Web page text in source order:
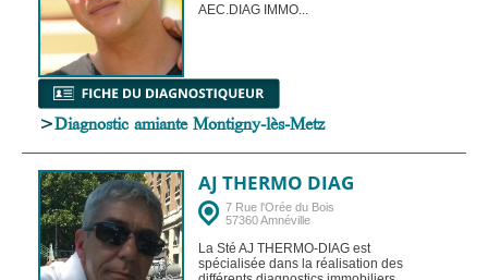
AEC.DIAG IMMO...
>Diagnostic amiante Montigny-lès-Metz
AJ THERMO DIAG
7 Rue l'Orée du Bois
57360 Amnéville
La Sté AJ THERMO-DIAG est
spécialisée dans la réalisation des